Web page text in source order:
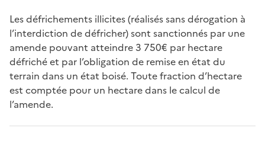
Les défrichements illicites (réalisés sans dérogation à
l’interdiction de défricher) sont sanctionnés par une
amende pouvant atteindre 3 750€ par hectare
défriché et par l’obligation de remise en état du
terrain dans un état boisé. Toute fraction d’hectare
est comptée pour un hectare dans le calcul de
l’amende.